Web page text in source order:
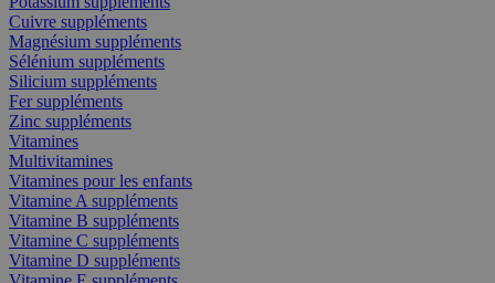
Cuivre suppléments
Magnésium suppléments
Sélénium suppléments
Silicium suppléments
Fer suppléments
Zinc suppléments
Vitamines
Multivitamines
Vitamines pour les enfants
Vitamine A suppléments
Vitamine B suppléments
Vitamine C suppléments
Vitamine D suppléments